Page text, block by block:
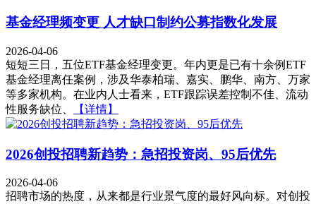
基金经理频变更 人才缺口制约公募指数化发展
2026-04-06
短短三日，五位ETF基金经理变更。年内更是已有十余例ETF
基金经理离任案例，涉及华泰柏瑞、嘉实、鹏华、南方、万家
等多家机构。在业内人士看来，ETF跟踪误差控制不佳、流动
性服务缺位、
【详情】
2026创投招聘新趋势：急招投资岗、95后优先
2026-04-06
招聘市场的热度，从来都是行业景气度的最好风向标。对创投